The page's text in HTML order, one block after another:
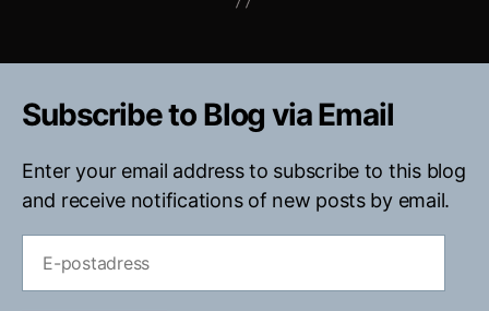
Subscribe to Blog via Email
Enter your email address to subscribe to this blog
and receive notifications of new posts by email.
postadress